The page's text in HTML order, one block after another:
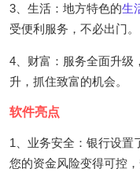
3、生活：地方特色的生
受便利服务，不必出门。
4、财富：服务全面升级
升，抓住致富的机会。
软件亮点
1、业务安全：银行设置
您的资金风险变得可控，